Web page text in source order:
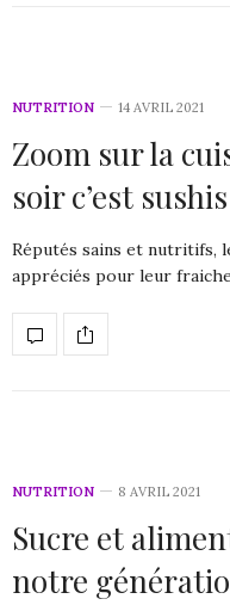
NUTRITION 14 AVRIL 2021
Zoom sur la
soir c’est
Réputés sains et nutritifs,
appréciés pour leur
NUTRITION 8 AVRIL 2021
Sucre et
notre